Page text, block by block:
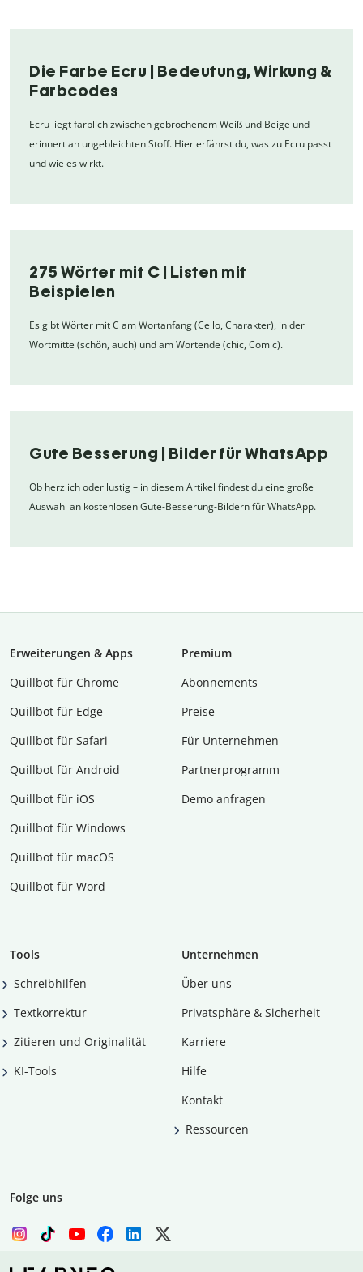
Die Farbe Ecru | Bedeutung, Wirkung &
Farbcodes
Ecru liegt farblich zwischen gebrochenem Weiß und Beige und
erinnert an ungebleichten Stoff. Hier erfährst du, was zu Ecru passt
und wie es wirkt.
275 Wörter mit C | Listen mit
Beispielen
Es gibt Wörter mit C am Wortanfang (Cello, Charakter), in der
Wortmitte (schön, auch) und am Wortende (chic, Comic).
Gute Besserung | Bilder für WhatsApp
Ob herzlich oder lustig – in diesem Artikel findest du eine große
Auswahl an kostenlosen Gute-Besserung-Bildern für WhatsApp.
Erweiterungen & Apps
Quillbot für Chrome
Quillbot für Edge
Quillbot für Safari
Quillbot für Android
Quillbot für iOS
Quillbot für Windows
Quillbot für macOS
Quillbot für Word
Premium
Abon­ne­ments
Preise
Für Unternehmen
Partnerprogramm
Demo anfragen
Tools
Schreibhilfen
Textkorrektur
Zitieren und Originalität
KI-Tools
Unternehmen
Über uns
Privatsphäre & Sicherheit
Karriere
Hilfe
Kontakt
Ressourcen
Folge uns